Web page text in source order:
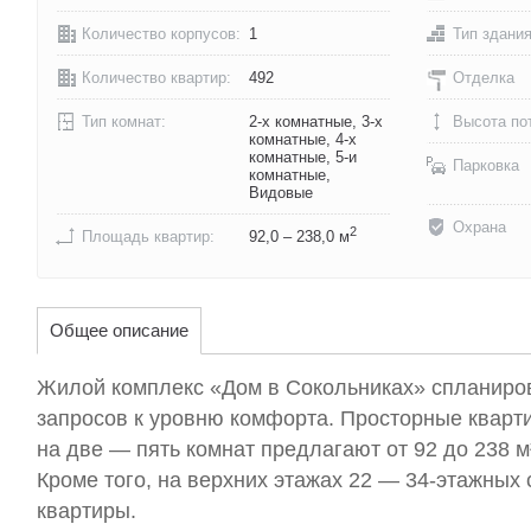
Количество корпусов: 1
Количество квартир: 492
Тип комнат:
2-х комнатные, 3-х
комнатные, 4-х
комнатные, 5-и
комнатные,
Видовые
Площадь квартир: 92,0 – 238,0 м2
Тип
Отделка
Высота
Парковка
Охрана
Общее описание
Жилой комплекс «Дом в Сокольниках»
запросов к уровню комфорта. Просторные
на две — пять комнат предлагают от 92 до 238
Кроме того, на верхних этажах 22 — 34-
квартиры.